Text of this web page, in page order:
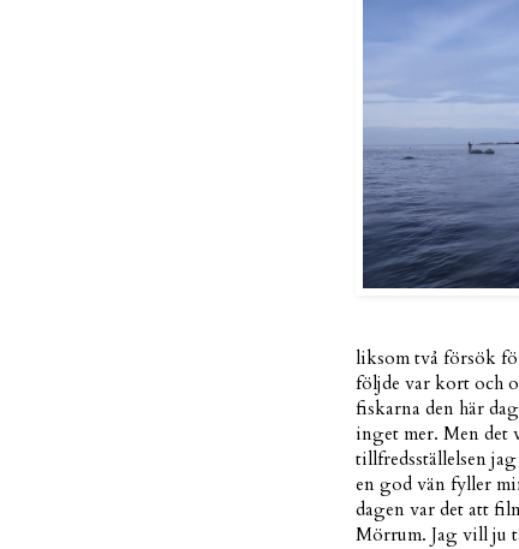
liksom två försök
följde var kort och
fiskarna den här
inget mer. Men det
tillfredsställelsen
en god vän fyller
dagen var det att
Mörrum. Jag vill ju